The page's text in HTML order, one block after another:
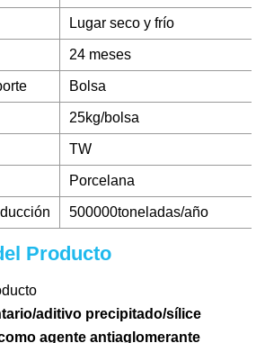
Lugar seco y frío
24 meses
Bolsa
25kg/bolsa
TW
Porcelana
500000toneladas/año
Producto
aditivo precipitado/sílice
agente antiaglomerante